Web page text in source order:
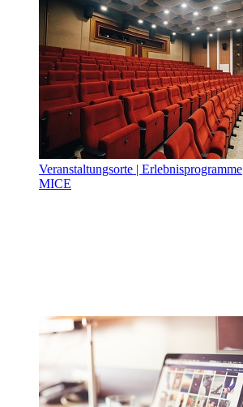
Veranstaltungsorte | Erlebnisprogramme
MICE